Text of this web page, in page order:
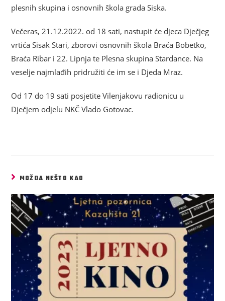
plesnih skupina i osnovnih škola grada Siska.
Večeras, 21.12.2022. od 18 sati, nastupit će djeca Dječjeg
vrtića Sisak Stari, zborovi osnovnih škola Braća Bobetko,
Braća Ribar i 22. Lipnja te Plesna skupina Stardance. Na
veselje najmlađih pridružiti će im se i Djeda Mraz.
Od 17 do 19 sati posjetite Vilenjakovu radionicu u
Dječjem odjelu NKČ Vlado Gotovac.
MOŽDA NEŠTO KAO